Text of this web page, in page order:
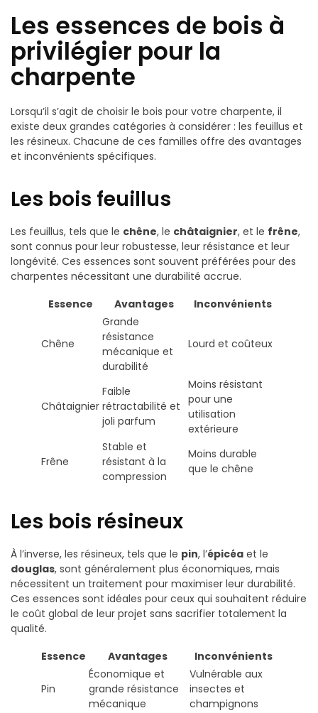
Les essences de bois à
privilégier pour la
charpente
Lorsqu’il s’agit de choisir le bois pour votre charpente, il
existe deux grandes catégories à considérer : les feuillus et
les résineux. Chacune de ces familles offre des avantages
et inconvénients spécifiques.
Les bois feuillus
Les feuillus, tels que le chêne, le châtaignier, et le frêne,
sont connus pour leur robustesse, leur résistance et leur
longévité. Ces essences sont souvent préférées pour des
charpentes nécessitant une durabilité accrue.
Essence
Avantages Inconvénients
Chêne
Grande
résistance
mécanique et
durabilité
Lourd et coûteux
Châtaignier
Faible
rétractabilité et
joli parfum
Moins résistant
pour une
utilisation
extérieure
Frêne
Stable et
résistant à la
compression
Moins durable
que le chêne
Les bois résineux
À l’inverse, les résineux, tels que le pin, l’épicéa et le
douglas, sont généralement plus économiques, mais
nécessitent un traitement pour maximiser leur durabilité.
Ces essences sont idéales pour ceux qui souhaitent réduire
le coût global de leur projet sans sacrifier totalement la
qualité.
Essence
Avantages Inconvénients
Pin
Économique et
grande résistance
mécanique
Vulnérable aux
insectes et
champignons